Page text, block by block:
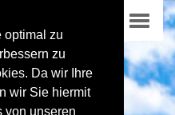
optimal zu
zu
Da wir Ihre
wir Sie hiermit
von unseren